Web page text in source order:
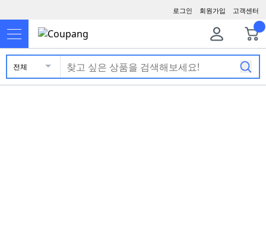
고객센터
회원가입
로그인
전체